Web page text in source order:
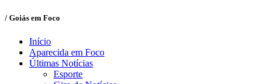
/ Goiás em Foco
Início
Aparecida em Foco
Últimas Notícias
Esporte